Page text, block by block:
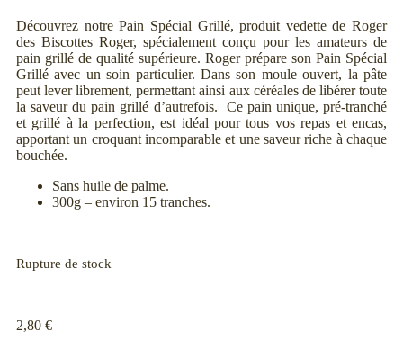
Découvrez notre Pain Spécial Grillé, produit vedette de Roger
des Biscottes Roger, spécialement conçu pour les amateurs de
pain grillé de qualité supérieure. Roger prépare son Pain Spécial
Grillé avec un soin particulier. Dans son moule ouvert, la pâte
peut lever librement, permettant ainsi aux céréales de libérer toute
la saveur du pain grillé d’autrefois. Ce pain unique, pré-tranché
et grillé à la perfection, est idéal pour tous vos repas et encas,
apportant un croquant incomparable et une saveur riche à chaque
bouchée.
Sans huile de palme.
300g – environ 15 tranches.
Rupture de stock
2,80 €